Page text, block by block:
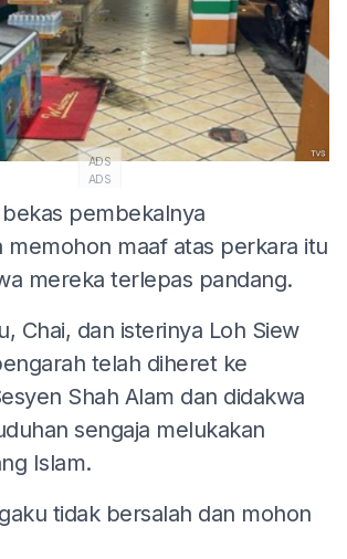
ADS
ADS
pembekalnya
memohon maaf atas perkara itu
mereka terlepas pandang.
Chai, dan isterinya Loh Siew
telah diheret ke
Shah Alam dan didakwa
sengaja melukakan
Islam.
tidak bersalah dan mohon